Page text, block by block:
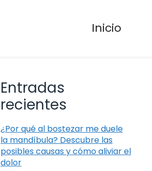
Inicio
Entradas
recientes
¿Por qué al bostezar me duele
la mandíbula? Descubre las
posibles causas y cómo aliviar el
dolor